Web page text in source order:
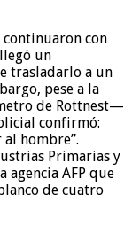
con
un
trasladarlo a un
pese a la
de Rottnest—
confirmó:
hombre”.
Primarias y
agencia AFP que
de cuatro